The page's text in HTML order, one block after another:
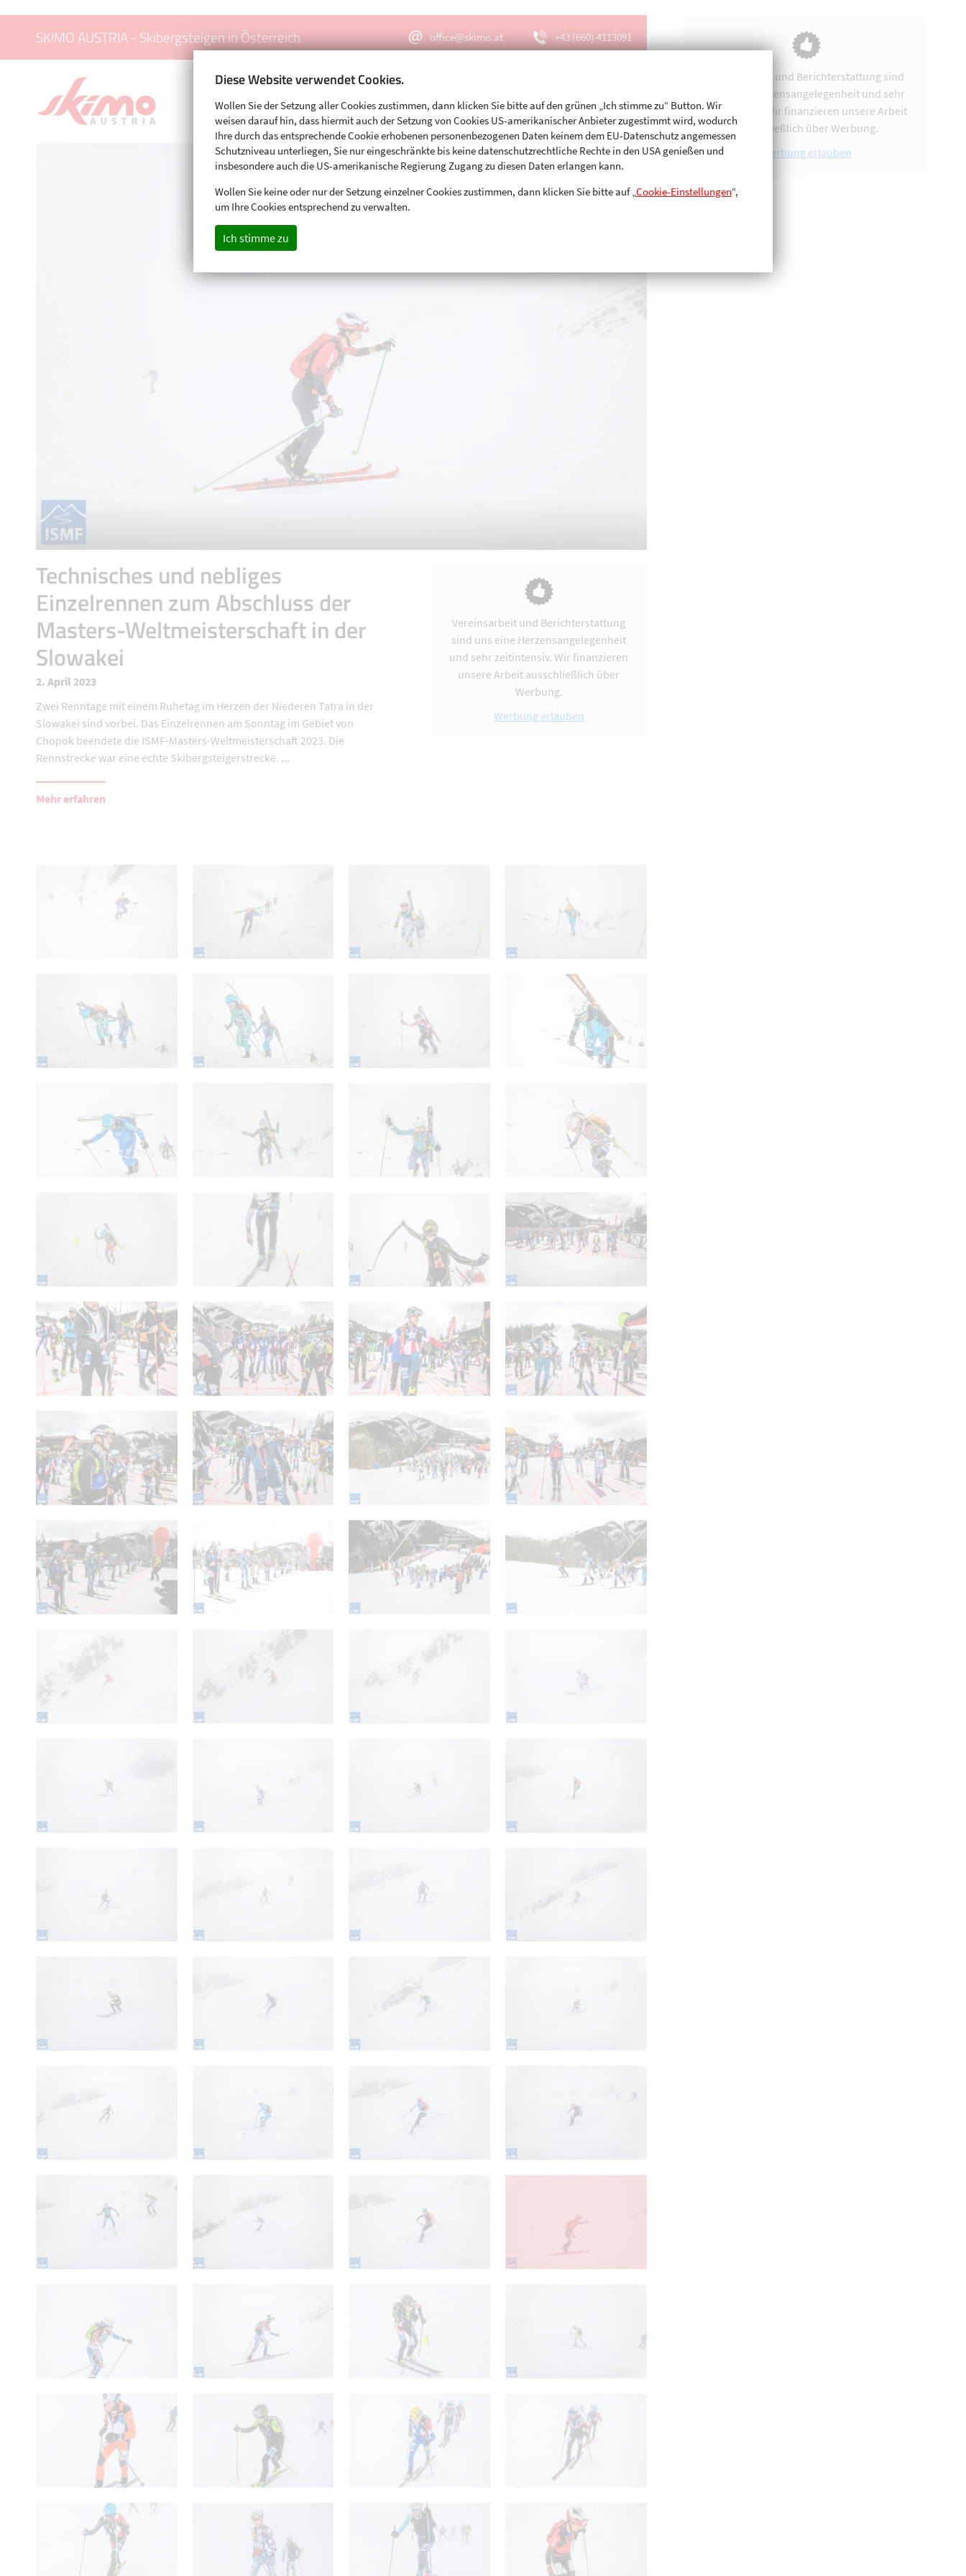
SKIMO AUSTRIA - Skibergsteigen in Österreich office@skimo.at +43 (660) 4113091
Menu
Technisches und nebliges
Einzelrennen zum Abschluss der
Masters-Weltmeisterschaft in der
Slowakei
2. April 2023
Zwei Renntage mit einem Ruhetag im Herzen der Niederen Tatra in der
Slowakei sind vorbei. Das Einzelrennen am Sonntag im Gebiet von
Chopok beendete die ISMF-Masters-Weltmeisterschaft 2023. Die
Rennstrecke war eine echte Skibergsteigerstrecke. ...
Mehr erfahren
Vereinsarbeit und Berichterstattung
sind uns eine Herzensangelegenheit
und sehr zeitintensiv. Wir finanzieren
unsere Arbeit ausschließlich über
Werbung.
Werbung erlauben
Vereinsarbeit und Berichterstattung sind
uns eine Herzensangelegenheit und sehr
zeitintensiv. Wir finanzieren unsere Arbeit
ausschließlich über Werbung.
Werbung erlauben
Diese Website verwendet Cookies.
Wollen Sie der Setzung aller Cookies zustimmen, dann klicken Sie bitte auf den grünen „Ich stimme zu“ Button. Wir
weisen darauf hin, dass hiermit auch der Setzung von Cookies US-amerikanischer Anbieter zugestimmt wird, wodurch
Ihre durch das entsprechende Cookie erhobenen personenbezogenen Daten keinem dem EU-Datenschutz angemessen
Schutzniveau unterliegen, Sie nur eingeschränkte bis keine datenschutzrechtliche Rechte in den USA genießen und
insbesondere auch die US-amerikanische Regierung Zugang zu diesen Daten erlangen kann.
Wollen Sie keine oder nur der Setzung einzelner Cookies zustimmen, dann klicken Sie bitte auf „Cookie-Einstellungen“,
um Ihre Cookies entsprechend zu verwalten.
Ich stimme zu